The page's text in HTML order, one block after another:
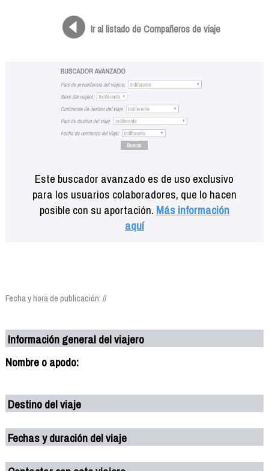
Ir al listado de Compañeros de viaje
Este buscador avanzado es de uso exclusivo
para los usuarios colaboradores, que lo hacen
posible con su aportación. Más información
aquí
Fecha y hora de publicación: //
Información general del viajero
Nombre o apodo:
Destino del viaje
Fechas y duración del viaje